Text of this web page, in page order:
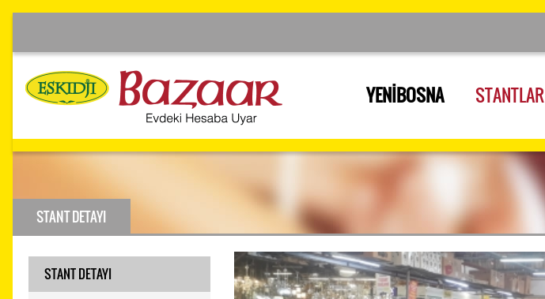
YENİBOSNA STANTLAR
STANT DETAYI
STANT DETAYI